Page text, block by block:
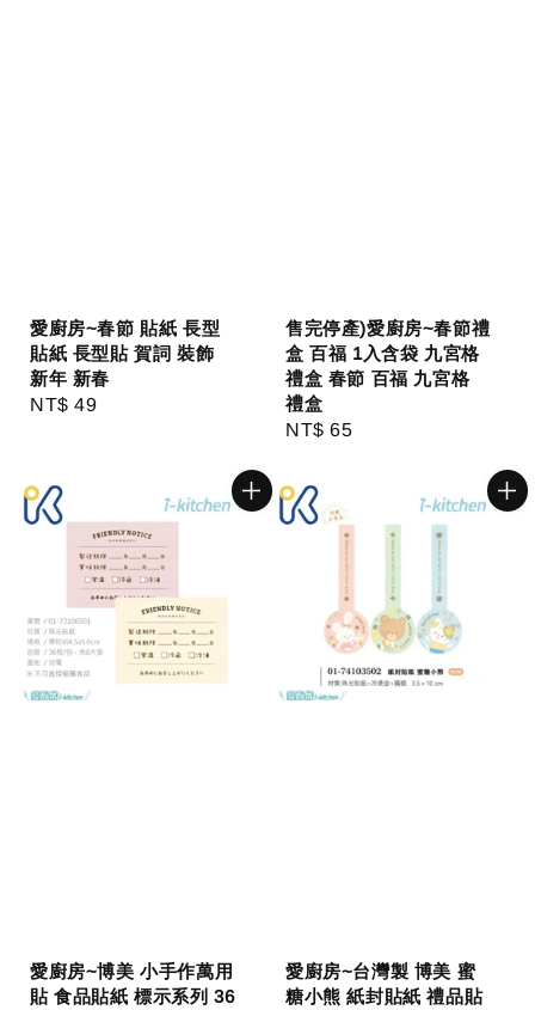
愛廚房~春節 貼紙 長型
貼紙 長型貼 賀詞 裝飾
新年 新春
Regular
NT$ 49
售完停產)愛廚房~春節禮
盒 百福 1入含袋 九宮格
禮盒 春節 百福 九宮格
禮盒
Regular
NT$ 65
愛廚房~博美 小手作萬用
貼 食品貼紙 標示系列 36
愛廚房~台灣製 博美 蜜
糖小熊 紙封貼紙 禮品貼